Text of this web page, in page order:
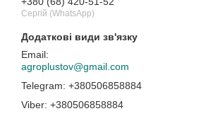
Сергій (WhatsApp)
agroplustov@gmail.com
+380506858884
+380506858884